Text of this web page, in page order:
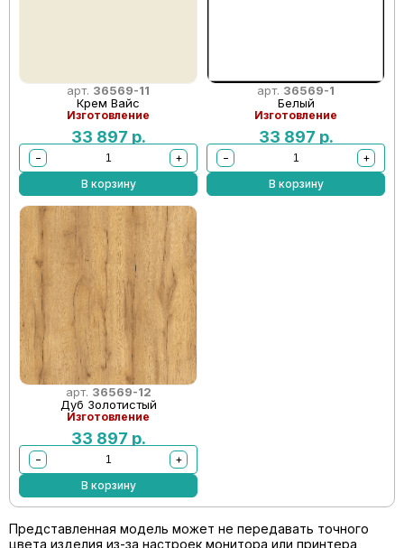
арт. 36569-11
Крем Вайс
Изготовление
33 897 р.
−
+
В корзину
арт. 36569-1
Белый
Изготовление
33 897 р.
−
+
В корзину
арт. 36569-12
Дуб Золотистый
Изготовление
33 897 р.
−
+
В корзину
Представленная модель может не передавать точного
цвета изделия из-за настроек монитора или принтера